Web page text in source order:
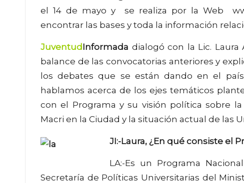
el 14 de mayo y se realiza por la Web
encontrar las bases y toda la información
JuventudInformada dialogó con la Lic.
balance de las convocatorias anteriores y
los debates que se están dando en el
hablamos acerca de los ejes temáticos
con el Programa y su visión política sobre
Macri en la Ciudad y la situación actual de las
JI:-Laura, ¿En qué consiste el
LA:-Es un Programa
Secretaría de Políticas Universitarias del